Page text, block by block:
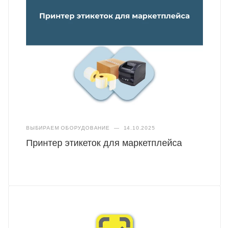
ВЫБИРАЕМ ОБОРУДОВАНИЕ — 14.10.2025
Принтер этикеток для маркетплейса